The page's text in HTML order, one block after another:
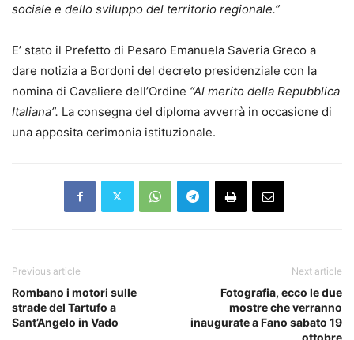
sociale e dello sviluppo del territorio regionale.”
E’ stato il Prefetto di Pesaro Emanuela Saveria Greco a
dare notizia a Bordoni del decreto presidenziale con la
nomina di Cavaliere dell’Ordine “Al merito della Repubblica
Italiana”. La consegna del diploma avverrà in occasione di
una apposita cerimonia istituzionale.
Previous article
Rombano i motori sulle
strade del Tartufo a
Sant’Angelo in Vado
Next article
Fotografia, ecco le due
mostre che verranno
inaugurate a Fano sabato 19
ottobre